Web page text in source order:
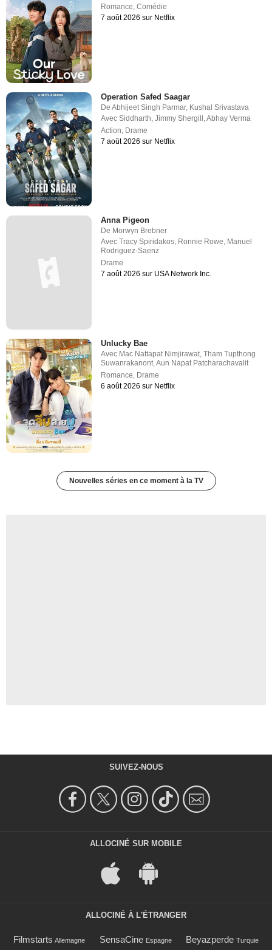
Romance,Comédie
7 août 2026 sur Netflix
Operation Safed Saagar
DeAbhijeet Singh Parmar, Kushal Srivastava
AvecSiddharth ,Jimmy Shergill ,Abhay Verma
Action Drame
7 août 2026 sur Netflix
Anna Pigeon
De Morwyn Brebner
AvecTracy Spiridakos, Ronnie Rowe, Manuel
Rodriguez-Saenz
Drame
7 août 2026 sur USA Network Inc.
Unlucky Bae
Avec Mac Nattapat Nimjirawat,Tham Tupthong
Suwanrakanont,Aun Napat Patcharachavalit
Romance, Drame
6 août 2026 sur Netflix
Nouvelles séries en ce moment à la TV
SUIVEZ-NOUS
ALLOCINÉ SUR MOBILE
ALLOCINÉ À L'ÉTRANGER
Filmstarts Allemagne SensaCine Espagne Beyazperde Turquie